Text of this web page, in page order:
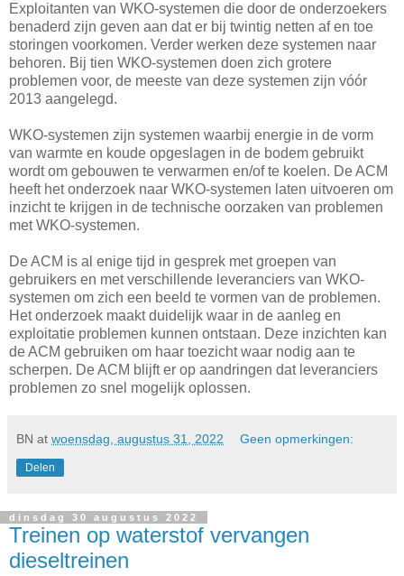
Exploitanten van WKO-systemen die door de onderzoekers
benaderd zijn geven aan dat er bij twintig netten af en toe
storingen voorkomen. Verder werken deze systemen naar
behoren. Bij tien WKO-systemen doen zich grotere
problemen voor, de meeste van deze systemen zijn vóór
2013 aangelegd.
WKO-systemen zijn systemen waarbij energie in de vorm
van warmte en koude opgeslagen in de bodem gebruikt
wordt om gebouwen te verwarmen en/of te koelen. De ACM
heeft het onderzoek naar WKO-systemen laten uitvoeren om
inzicht te krijgen in de technische oorzaken van problemen
met WKO-systemen.
De ACM is al enige tijd in gesprek met groepen van
gebruikers en met verschillende leveranciers van WKO-
systemen om zich een beeld te vormen van de problemen.
Het onderzoek maakt duidelijk waar in de aanleg en
exploitatie problemen kunnen ontstaan. Deze inzichten kan
de ACM gebruiken om haar toezicht waar nodig aan te
scherpen. De ACM blijft er op aandringen dat leveranciers
problemen zo snel mogelijk oplossen.
BN at woensdag, augustus 31, 2022 Geen opmerkingen:
Delen
dinsdag 30 augustus 2022
Treinen op waterstof vervangen
dieseltreinen